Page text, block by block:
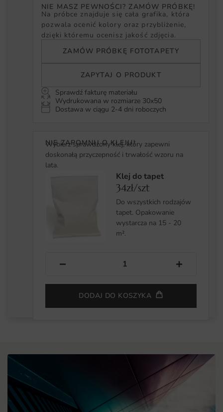
NIE MASZ PEWNOŚCI? ZAMÓW PRÓBKĘ!
Na próbce znajduje się cała grafika, która
pozwala ocenić kolory oraz przybliżenie,
dzięki któremu ocenisz jakość zdjęcia.
ZAMÓW PRÓBKĘ FOTOTAPETY
ZAPYTAJ O PRODUKT
Sprawdź fakturę materiału
Wydrukowana w rozmiarze 30x50
Dostawa w ciągu 2-4 dni roboczych
NIE ZAPOMNIJ O KLEJU!
Wybierz sprawdzony klej, który zapewni
doskonałą przyczepność i trwałość wzoru na
lata.
Klej do tapet
34zł/szt
Do wszystkich rodzajów
tapet. Opakowanie
wystarcza na 15 - 20
m².
− +
DODAJ DO KOSZYKA